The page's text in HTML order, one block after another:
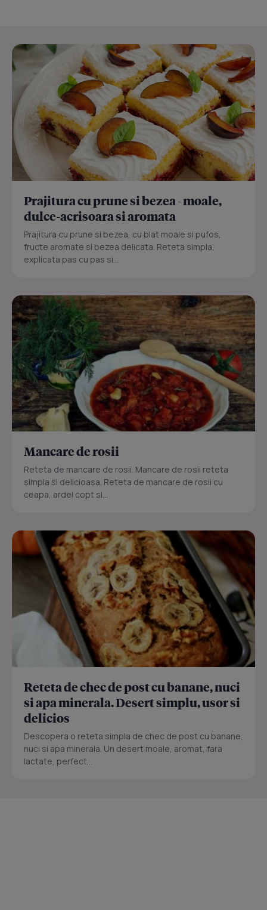
Prajitura cu prune si bezea - moale,
dulce-acrisoara si aromata
Prajitura cu prune si bezea, cu blat moale si pufos,
fructe aromate si bezea delicata. Reteta simpla,
explicata pas cu pas si...
Mancare de rosii
Reteta de mancare de rosii. Mancare de rosii reteta
simpla si delicioasa. Reteta de mancare de rosii cu
ceapa, ardei copt si...
Reteta de chec de post cu banane, nuci
si apa minerala. Desert simplu, usor si
delicios
Descopera o reteta simpla de chec de post cu banane,
nuci si apa minerala. Un desert moale, aromat, fara
lactate, perfect...